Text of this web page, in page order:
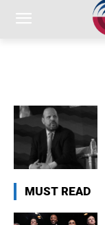
MUST READ